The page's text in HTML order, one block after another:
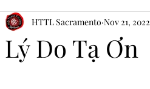
Lý Do Tạ Ơn
HTTL Sacramento Nov 21, 2022